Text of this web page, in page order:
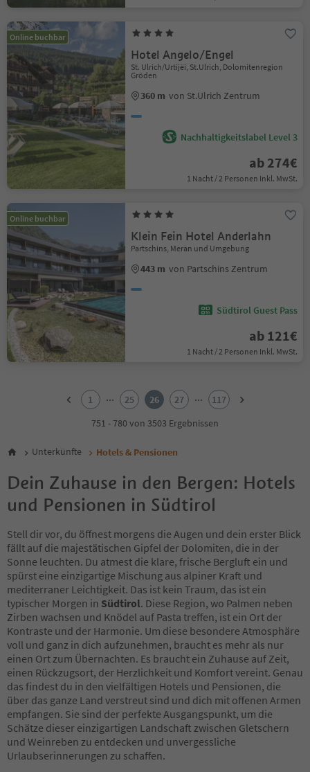
Online buchbar
Hotel Angelo/Engel
St. Ulrich/Urtijëi, St.Ulrich, Dolomitenregion
Gröden
360 m von St.Ulrich Zentrum
Nachhaltigkeitslabel Level 3
ab 274€
1 Nacht / 2 Personen Inkl. MwSt.
Online buchbar
Klein Fein Hotel Anderlahn
Partschins, Meran und Umgebung
443 m von Partschins Zentrum
Südtirol Guest Pass
ab 121€
1 Nacht / 2 Personen Inkl. MwSt.
6
8
9
10
12
13
14
15
16
17
18
19
20
21
22
23
24
25
26
27
28
1 ... 25 26 27 ...
117
751 - 780 von 3503 Ergebnissen
Unterkünfte Hotels & Pensionen
Dein Zuhause in den Bergen: Hotels
und Pensionen in Südtirol
Stell dir vor, du öffnest morgens die Augen und dein erster Blick
fällt auf die majestätischen Gipfel der Dolomiten, die in der
Sonne leuchten. Du atmest die klare, frische Bergluft ein und
spürst eine einzigartige Mischung aus alpiner Kraft und
mediterraner Leichtigkeit. Das ist kein Traum, das ist ein
typischer Morgen in Südtirol. Diese Region, wo Palmen neben
Zirben wachsen und Knödel auf Pasta treffen, ist ein Ort der
Kontraste und der Harmonie. Um diese besondere Atmosphäre
voll und ganz in dich aufzunehmen, braucht es mehr als nur
einen Ort zum Übernachten. Es braucht ein Zuhause auf Zeit,
einen Rückzugsort, der Herzlichkeit und Komfort vereint. Genau
das findest du in den vielfältigen Hotels und Pensionen, die
über das ganze Land verstreut sind und dich mit offenen Armen
empfangen. Sie sind der perfekte Ausgangspunkt, um die
Schätze dieser einzigartigen Landschaft zwischen Gletschern
und Weinreben zu entdecken und unvergessliche
Urlaubserinnerungen zu schaffen.